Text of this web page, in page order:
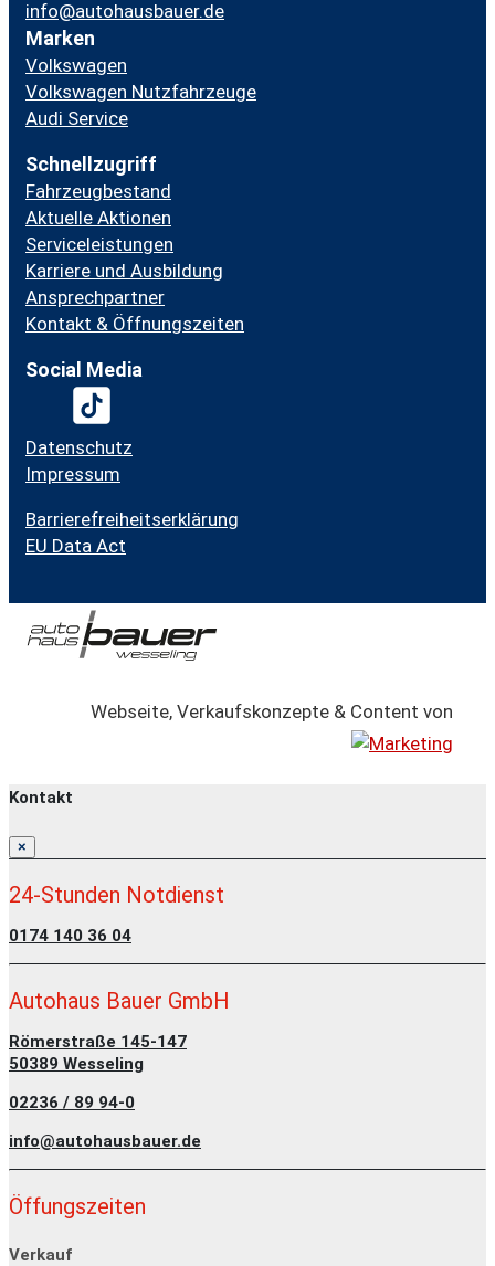
info@autohausbauer.de
Marken
Volkswagen
Volkswagen Nutzfahrzeuge
Audi Service
Schnellzugriff
Fahrzeugbestand
Aktuelle Aktionen
Serviceleistungen
Karriere und Ausbildung
Ansprechpartner
Kontakt & Öffnungszeiten
Social Media
Datenschutz
Impressum
Barrierefreiheitserklärung
EU Data Act
Webseite, Verkaufskonzepte & Content von
Kontakt
×
24-Stunden Notdienst
0174 140 36 04
Autohaus Bauer GmbH
Römerstraße 145-147
50389 Wesseling
02236 / 89 94-0
info@autohausbauer.de
Öffungszeiten
Verkauf